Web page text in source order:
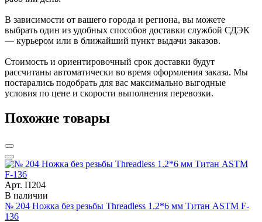
В зависимости от вашего города и региона, вы можете
выбрать один из удобных способов доставки службой СДЭК
— курьером или в ближайший пункт выдачи заказов.
Стоимость и ориентировочный срок доставки будут
рассчитаны автоматически во время оформления заказа. Мы
постарались подобрать для вас максимально выгодные
условия по цене и скорости выполнения перевозки.
Похожие товары
Арт. П204
В наличии
№ 204 Ножка без резьбы Threadless 1.2*6 мм Титан ASTM F-
136